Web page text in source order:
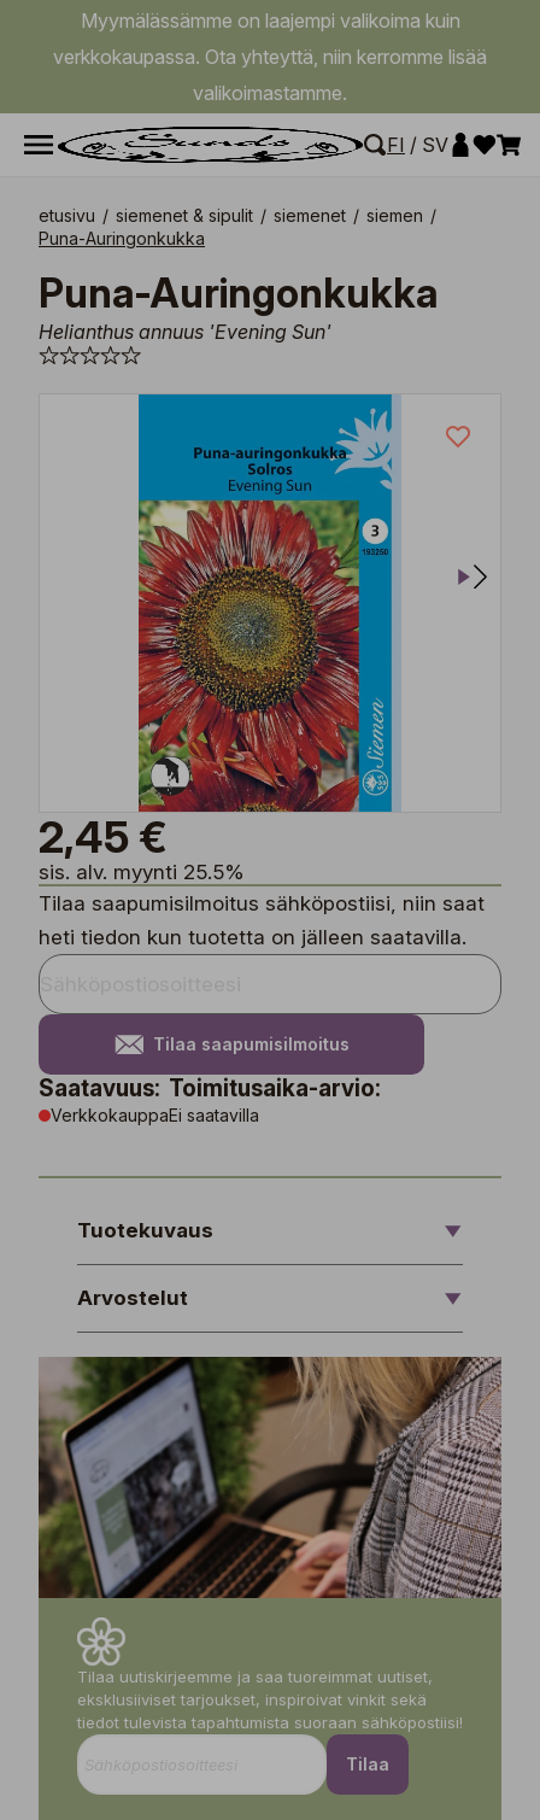
Myymälässämme on laajempi valikoima kuin
verkkokaupassa. Ota yhteyttä, niin kerromme lisää
valikoimastamme.
FI / SV
etusivu / siemenet & sipulit / siemenet / siemen /
Puna-Auringonkukka
Puna-Auringonkukka
Helianthus annuus 'Evening Sun'
2,45 €
sis. alv. myynti 25.5%
Tilaa saapumisilmoitus sähköpostiisi, niin saat
heti tiedon kun tuotetta on jälleen saatavilla.
Tilaa saapumisilmoitus
Saatavuus:
Verkkokauppa
Toimitusaika-arvio:
Ei saatavilla
Tuotekuvaus
Arvostelut
Tilaa uutiskirjeemme ja saa tuoreimmat uutiset,
eksklusiiviset tarjoukset, inspiroivat vinkit sekä
tiedot tulevista tapahtumista suoraan sähköpostiisi!
Tilaa